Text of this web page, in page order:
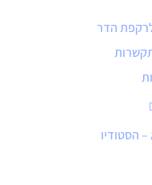
הדר
– הסטודיו